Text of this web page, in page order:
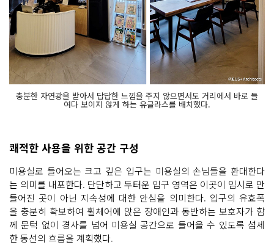
충분한 자연광을 받아서 답답한 느낌을 주지 않으면서도 거리에서 바로 들
여다 보이지 않게 하는 유글라스를 배치했다.
쾌적한 사용을 위한 공간 구성
미용실로 들어오는 크고 깊은 입구는 미용실의 손님들을 환대한다
는 의미를 내포한다. 단단하고 두터운 입구 영역은 이곳이 임시로 만
들어진 곳이 아닌 지속성에 대한 안심을 의미한다. 입구의 유효폭
을 충분히 확보하여 휠체어에 앉은 장애인과 동반하는 보호자가 함
께 문턱 없이 경사를 넘어 미용실 공간으로 들어올 수 있도록 섬세
한 동선의 흐름을 계획했다.